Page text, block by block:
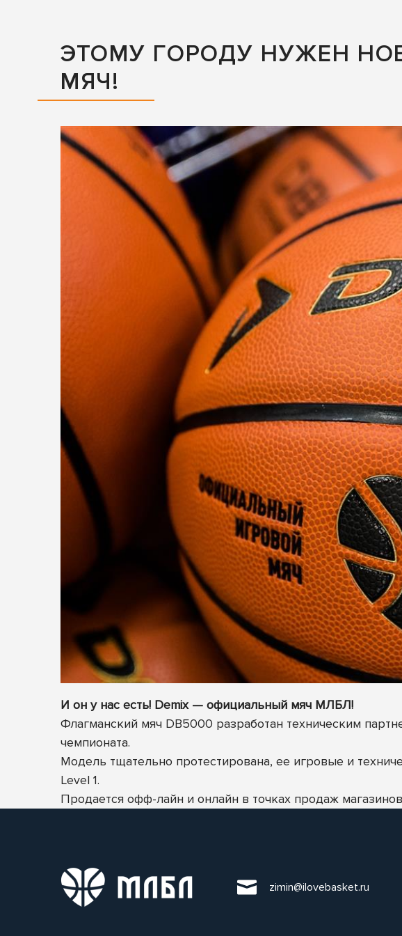
ЭТОМУ ГОРОДУ НУЖЕН
МЯЧ!
И он у нас есть! Demix — официальный мяч МЛБЛ!
Флагманский мяч DB5000 разработан техническим
чемпионата.
Модель тщательно протестирована, ее игровые и
Level 1.
Продается офф-лайн и онлайн в точках продаж
zimin@ilovebasket.ru